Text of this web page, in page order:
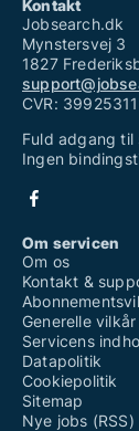
Kontakt
Jobsearch.dk
Mynstersvej 3
1827
CVR: 39925311
Fuld adgang
Ingen
Om servicen
Om os
Kontakt &
Generelle vilkår
Servicens
Datapolitik
Cookiepolitik
Sitemap
Nye jobs (RSS)